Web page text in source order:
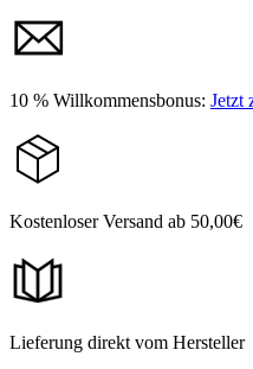
10 % Willkommensbonus: Jetzt
Kostenloser Versand ab 50,00€
Lieferung direkt vom Hersteller